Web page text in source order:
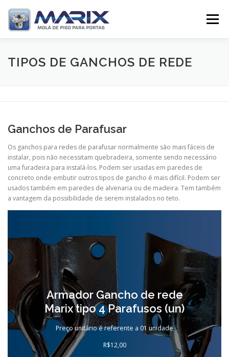
para
Menu
SOBRE PRODUTOS TV MARIX
TIPOS DE GANCHOS DE REDE
Ganchos de Parafusar
Os ganchos para redes de parafusar normalmente são mais fáceis de
instalar, pois não necessitam quebradeira, somente sendo necessário
uma furadeira para instalá-los. Podem ser usadas em paredes de
concreto onde embutir outros tipos de gancho é mais difícil. Podem ser
usados também em paredes de alvenaria ou de madeira. Tem também
a vantagem da possibilidade de serem instalados no teto.
Armador Gancho de rede
Marix tipo 4 Parafusos (un)
Preço unitário é referente a 01 unidade
R$12,00